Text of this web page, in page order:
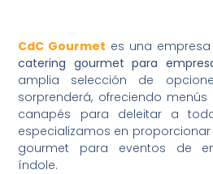
CdC Gourmet es una
catering gourmet para
amplia selección de
sorprenderá, ofreciendo
canapés para deleitar a
especializamos en proporcionar
gourmet para eventos de
índole.